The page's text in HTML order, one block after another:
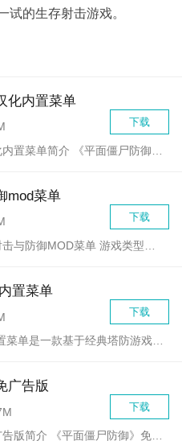
试的生存射击游戏。
化内置菜单
下载
平面僵尸防御汉化内置菜单简介 《平面僵尸防御汉化内置菜...
mod菜单
下载
游戏名称：僵尸射击与防御MOD菜单 游戏类型：动作射击...
置菜单
下载
疯狂戴夫MOD内置菜单是一款基于经典塔防游戏《植物大战僵尸》...
广告版
下载
平面僵尸防御免广告版简介 《平面僵尸防御》免广告版是一...